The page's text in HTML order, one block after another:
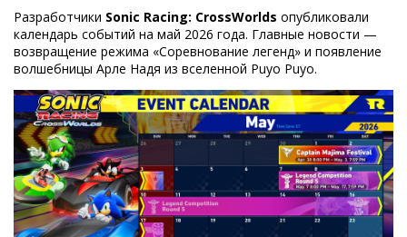
Разработчики Sonic Racing: CrossWorlds опубликовали
календарь событий на май 2026 года. Главные новости —
возвращение режима «Соревнование легенд» и появление
волшебницы Арле Надя из вселенной Puyo Puyo.